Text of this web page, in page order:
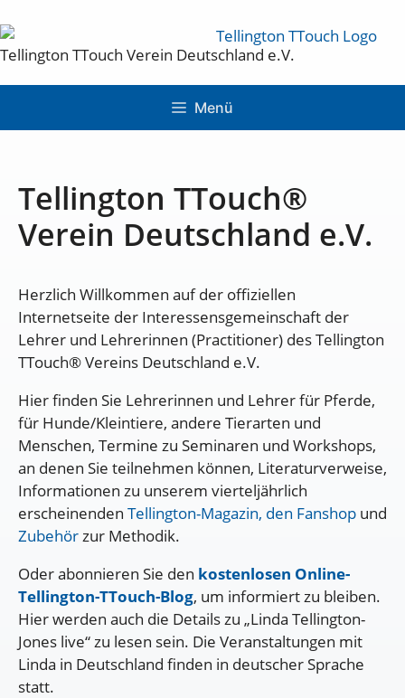
Tellington TTouch Verein Deutschland e.V.
Menü
Tellington TTouch®
Verein Deutschland e.V.
Herzlich Willkommen auf der offiziellen
Internetseite der Interessensgemeinschaft der
Lehrer und Lehrerinnen (Practitioner) des Tellington
TTouch® Vereins Deutschland e.V.
Hier finden Sie Lehrerinnen und Lehrer für Pferde,
für Hunde/Kleintiere, andere Tierarten und
Menschen, Termine zu Seminaren und Workshops,
an denen Sie teilnehmen können, Literaturverweise,
Informationen zu unserem vierteljährlich
erscheinenden Tellington-Magazin, den Fanshop und
Zubehörzur Methodik.
Oder abonnieren Sie den kostenlosen Online-
Tellington-TTouch-Blog, um informiert zu bleiben.
Hier werden auch die Details zu „Linda Tellington-
Jones live“ zu lesen sein. Die Veranstaltungen mit
Linda in Deutschland finden in deutscher Sprache
statt.